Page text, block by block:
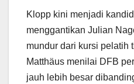
Klopp kini menjadi
menggantikan Julian
mundur dari kursi pelatih
Matthäus menilai DFB
jauh lebih besar